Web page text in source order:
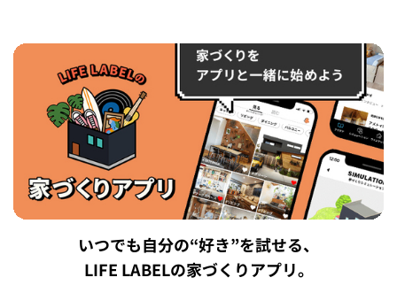
いつでも自分の“好き”を試せる、
LIFE LABELの家づくりアプリ。